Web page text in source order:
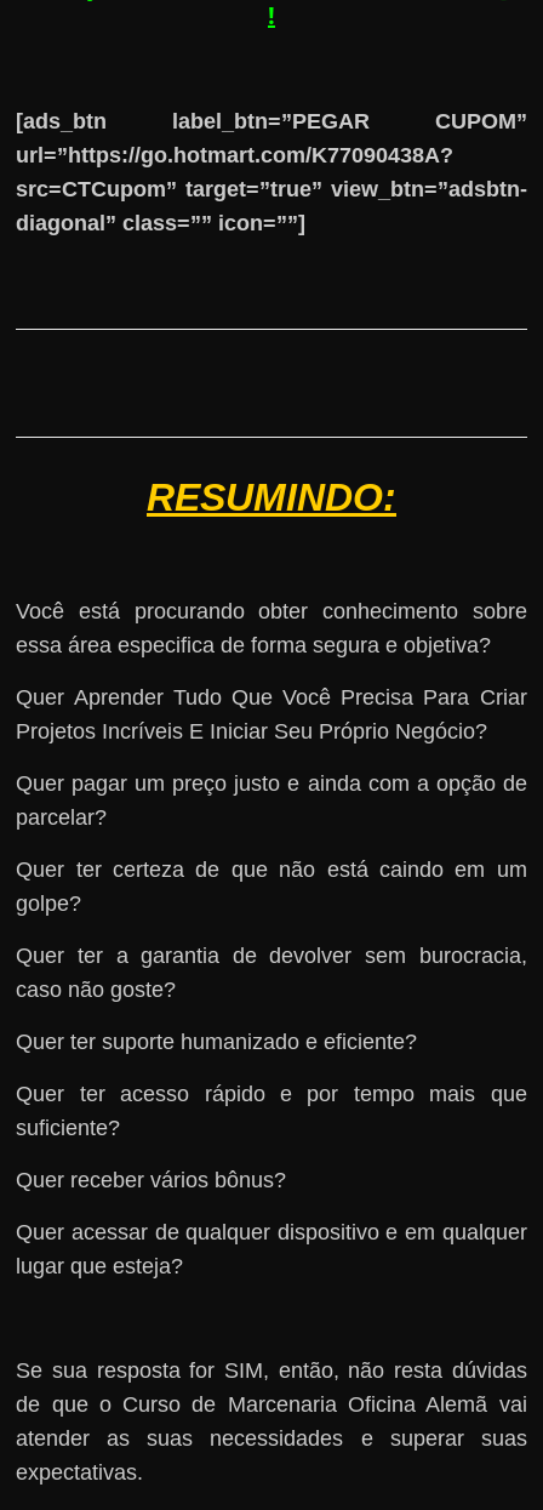
!
[ads_btn label_btn=”PEGAR CUPOM”
url=”https://go.hotmart.com/K77090438A?
src=CTCupom” target=”true” view_btn=”adsbtn-
diagonal” class=”” icon=””]
RESUMINDO:
Você está procurando obter conhecimento sobre
essa área especifica de forma segura e objetiva?
Quer Aprender Tudo Que Você Precisa Para Criar
Projetos Incríveis E Iniciar Seu Próprio Negócio?
Quer pagar um preço justo e ainda com a opção de
parcelar?
Quer ter certeza de que não está caindo em um
golpe?
Quer ter a garantia de devolver sem burocracia,
caso não goste?
Quer ter suporte humanizado e eficiente?
Quer ter acesso rápido e por tempo mais que
suficiente?
Quer receber vários bônus?
Quer acessar de qualquer dispositivo e em qualquer
lugar que esteja?
Se sua resposta for SIM, então, não resta dúvidas
de que o Curso de Marcenaria Oficina Alemã vai
atender as suas necessidades e superar suas
expectativas.